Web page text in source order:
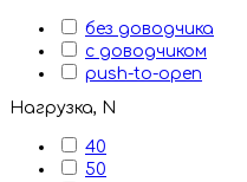
без доводчика
с доводчиком
push-to-open
Нагрузка, N
40
50